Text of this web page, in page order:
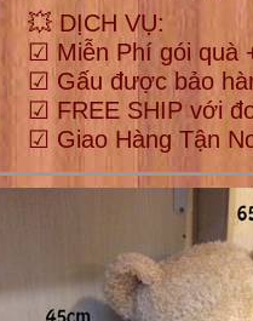
💥 DỊCH VỤ:
☑ Miễn Phí gói quà
☑ Gấu được bảo
☑ FREE SHIP với
☑ Giao Hàng Tận